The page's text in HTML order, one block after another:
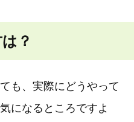
？
も、実際にどうやって
になるところですよ